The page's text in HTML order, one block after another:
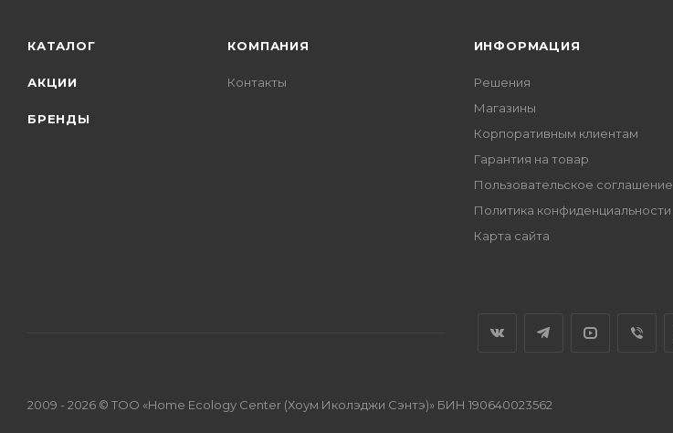
КАТАЛОГ
АКЦИИ
БРЕНДЫ
КОМПАНИЯ
Контакты
ИНФОРМАЦИЯ
Решения
Магазины
Корпоративным клиентам
Гарантия на товар
Пользовательское соглашение
Политика конфиденциальности
Карта сайта
2009 - 2026 © ТОО «Home Ecology Center (Хоум Иколэджи Сэнтэ)» БИН 190640023562